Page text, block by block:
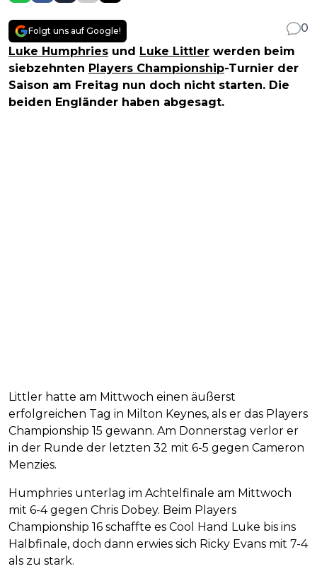
Folgt uns auf Google!
0
Luke Humphries und Luke Littler werden beim
siebzehnten Players Championship-Turnier der
Saison am Freitag nun doch nicht starten. Die
beiden Engländer haben abgesagt.
Littler hatte am Mittwoch einen äußerst
erfolgreichen Tag in Milton Keynes, als er das Players
Championship 15 gewann. Am Donnerstag verlor er
in der Runde der letzten 32 mit 6-5 gegen Cameron
Menzies.
Humphries unterlag im Achtelfinale am Mittwoch
mit 6-4 gegen Chris Dobey. Beim Players
Championship 16 schaffte es Cool Hand Luke bis ins
Halbfinale, doch dann erwies sich Ricky Evans mit 7-4
als zu stark.